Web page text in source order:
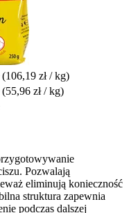
(106,19 zł / kg)
(55,96 zł / kg)
Pozwalają
eliminują konieczność
struktura zapewnia
podczas dalszej